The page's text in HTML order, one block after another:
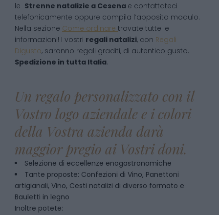
le Strenne natalizie a Cesena e contattateci
telefonicamente oppure compila l’apposito modulo.
Nella sezione Come ordinare trovate tutte le
informazioni! I vostri regali natalizi, con Regali
Digusto, saranno regali graditi, di autentico gusto.
Spedizione in tutta Italia.
Un regalo personalizzato con il
Vostro logo aziendale e i colori
della Vostra azienda darà
maggior pregio ai Vostri doni.
Selezione di eccellenze enogastronomiche
Tante proposte: Confezioni di Vino, Panettoni
artigianali, Vino, Cesti natalizi di diverso formato e
Bauletti in legno
Inoltre potete: